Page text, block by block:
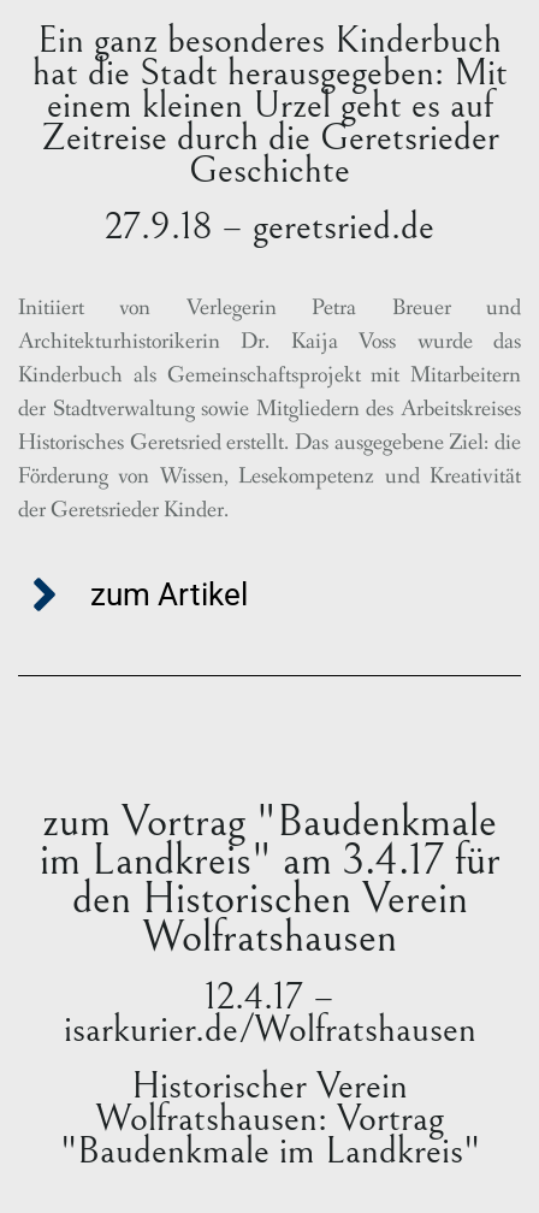
Ein ganz besonderes Kinderbuch
hat die Stadt herausgegeben: Mit
einem kleinen Urzel geht es auf
Zeitreise durch die Geretsrieder
Geschichte
27.9.18 – geretsried.de
Initiiert von Verlegerin Petra Breuer und
Architekturhistorikerin Dr. Kaija Voss wurde das
Kinderbuch als Gemeinschaftsprojekt mit Mitarbeitern
der Stadtverwaltung sowie Mitgliedern des Arbeitskreises
Historisches Geretsried erstellt. Das ausgegebene Ziel: die
Förderung von Wissen, Lesekompetenz und Kreativität
der Geretsrieder Kinder.
zum Artikel
zum Vortrag "Baudenkmale
im Landkreis" am 3.4.17 für
den Historischen Verein
Wolfratshausen
12.4.17 –
isarkurier.de/Wolfratshausen
Historischer Verein
Wolfratshausen: Vortrag
"Baudenkmale im Landkreis"